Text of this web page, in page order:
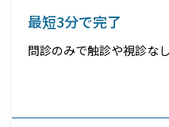
最短3分で完了
問診のみで触診や視診なし